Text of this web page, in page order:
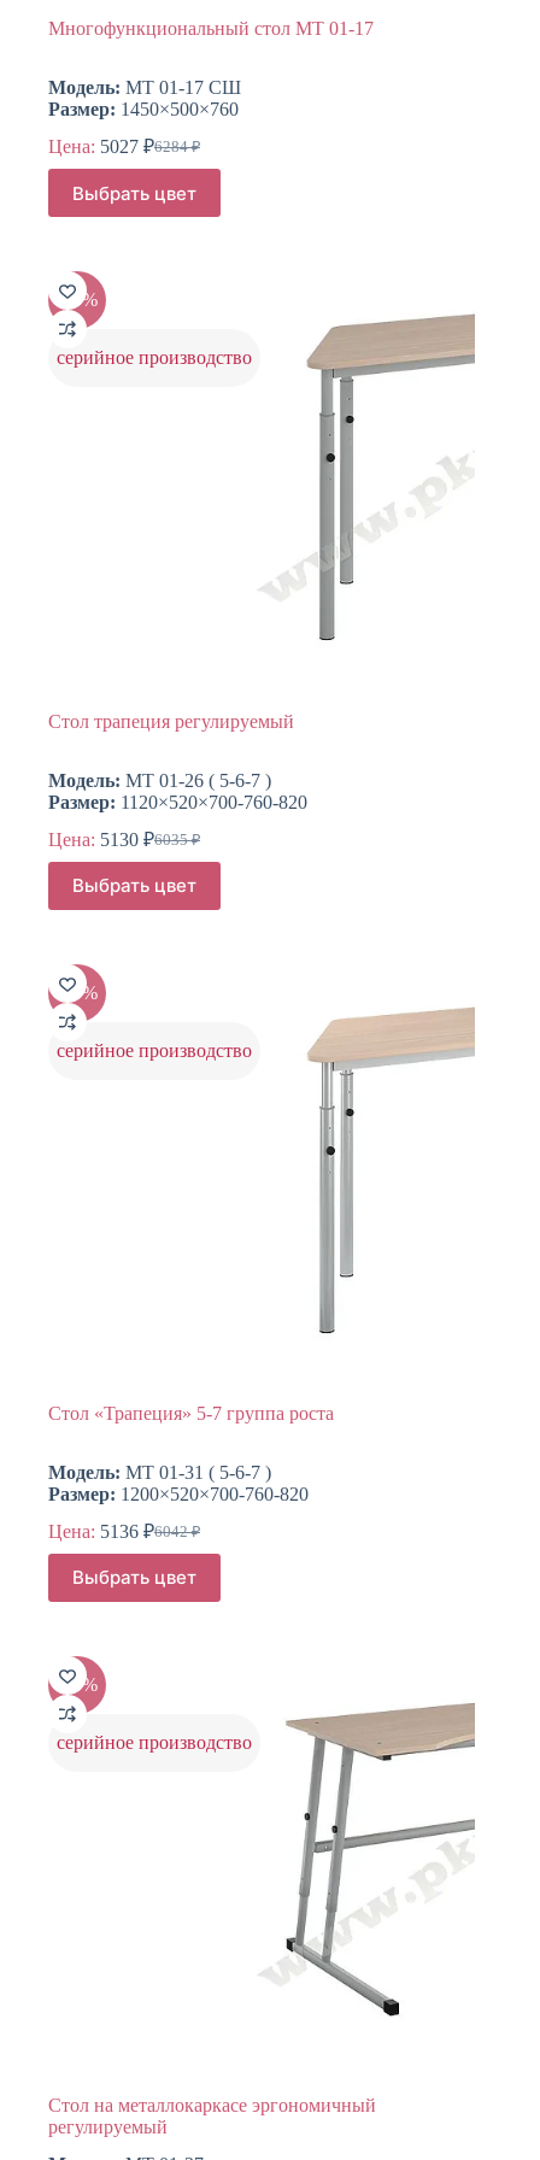
Многофункциональный стол МТ 01-17
Модель: МТ 01-17 СШ
Размер: 1450×500×760
Цена:
6284₽
Первоначальная
составляла
6284 ₽.
5027 ₽Текущая
5027 ₽.
Выбрать цвет
товар
имеет
Опции
можно
выбрать
на
странице
-15%
серийное производство
Стол трапеция регулируемый
Модель: МТ 01-26 ( 5-6-7 )
Размер: 1120×520×700-760-820
Цена:
6035₽
Первоначальная
цена
составляла
6035 ₽.
5130 ₽Текущая
цена:
5130 ₽.
Выбрать цвет
Этот
товар
имеет
Опции
можно
выбрать
на
странице
-15%
серийное производство
Стол «Трапеция» 5-7 группа роста
Модель: МТ 01-31 ( 5-6-7 )
Размер: 1200×520×700-760-820
Цена:
6042₽
Первоначальная
цена
составляла
6042 ₽.
5136 ₽Текущая
цена:
5136 ₽.
Выбрать цвет
Этот
товар
имеет
Опции
можно
выбрать
на
странице
-15%
серийное производство
Стол на металлокаркасе эргономичный
регулируемый